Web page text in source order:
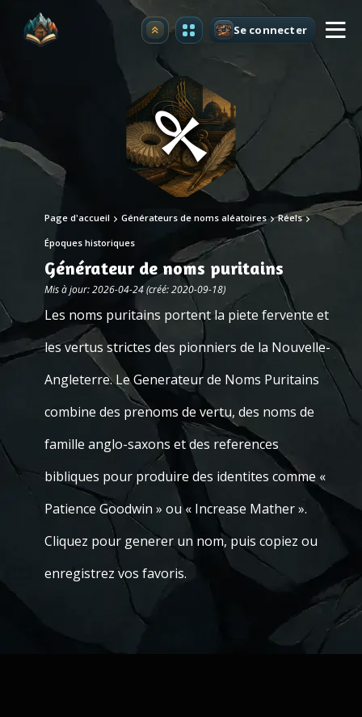
Premium Se connecter
Page d'accueil Générateurs de noms aléatoires Réels
Époques historiques
Générateur de noms puritains
Mis à jour: 2026-04-24 (créé: 2020-09-18)
Les noms puritains portent la piete fervente et
les vertus strictes des pionniers de la Nouvelle-
Angleterre. Le Generateur de Noms Puritains
combine des prenoms de vertu, des noms de
famille anglo-saxons et des references
bibliques pour produire des identites comme «
Patience Goodwin » ou « Increase Mather ».
Cliquez pour generer un nom, puis copiez ou
enregistrez vos favoris.